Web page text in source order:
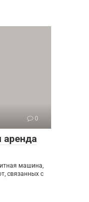
0
аренда
машина,
связанных с